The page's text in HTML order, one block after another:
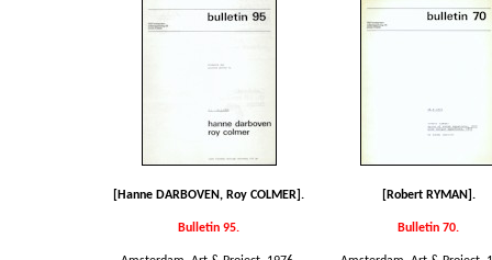
[Hanne DARBOVEN, Roy COLMER].
Bulletin 95.
[Robert RYMAN].
Bulletin 70.